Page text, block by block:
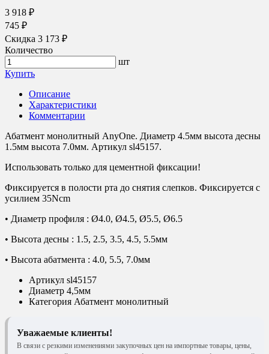
3 918 ₽
745 ₽
Скидка 3 173 ₽
Количество
шт
Купить
Описание
Характеристики
Комментарии
Абатмент монолитный AnyOne. Диаметр 4.5мм высота десны
1.5мм высота 7.0мм. Артикул sl45157.
Использовать только для цементной фиксации!
Фиксируется в полости рта до снятия слепков. Фиксируется с
усилием 35Ncm
• Диаметр профиля : Ø4.0, Ø4.5, Ø5.5, Ø6.5
• Высота десны : 1.5, 2.5, 3.5, 4.5, 5.5мм
• Высота абатмента : 4.0, 5.5, 7.0мм
Артикул sl45157
Диаметр 4,5мм
Категория Абатмент монолитный
Уважаемые клиенты!
В связи с резкими изменениями закупочных цен на импортные товары, цены,